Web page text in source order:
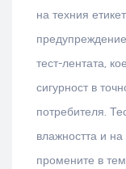
на техния
тест-лентата,
сигурност в
потребителя.
влажността и
промените в